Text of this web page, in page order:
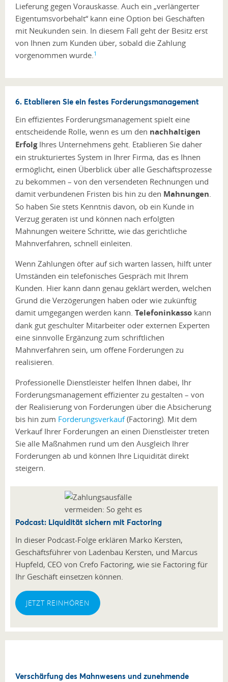
Lieferung gegen Vorauskasse. Auch ein „verlängerter
Eigentumsvorbehalt“ kann eine Option bei Geschäften
mit Neukunden sein. In diesem Fall geht der Besitz erst
von Ihnen zum Kunden über, sobald die Zahlung
vorgenommen wurde.1
6. Etablieren Sie ein festes Forderungsmanagement
Ein effizientes Forderungsmanagement spielt eine
entscheidende Rolle, wenn es um den nachhaltigen
ErfolgIhres Unternehmens geht. Etablieren Sie daher
ein strukturiertes System in Ihrer Firma, das es Ihnen
ermöglicht, einen Überblick über alle Geschäftsprozesse
zu bekommen – von den versendeten Rechnungen und
damit verbundenen Fristen bis hin zu den Mahnungen.
So haben Sie stets Kenntnis davon, ob ein Kunde in
Verzug geraten ist und können nach erfolgten
Mahnungen weitere Schritte, wie das gerichtliche
Mahnverfahren, schnell einleiten.
Wenn Zahlungen öfter auf sich warten lassen, hilft unter
Umständen ein telefonisches Gespräch mit Ihrem
Kunden. Hier kann dann genau geklärt werden, welchen
Grund die Verzögerungen haben oder wie zukünftig
damit umgegangen werden kann. Telefoninkasso kann
dank gut geschulter Mitarbeiter oder externen Experten
eine sinnvolle Ergänzung zum schriftlichen
Mahnverfahren sein, um offene Forderungen zu
realisieren.
Professionelle Dienstleister helfen Ihnen dabei, Ihr
Forderungsmanagement effizienter zu gestalten – von
der Realisierung von Forderungen über die Absicherung
bis hin zum Forderungsverkauf(Factoring). Mit dem
Verkauf Ihrer Forderungen an einen Dienstleister treten
Sie alle Maßnahmen rund um den Ausgleich Ihrer
Forderungen ab und können Ihre Liquidität direkt
steigern.
Podcast: Liquidität sichern mit Factoring
In dieser Podcast-Folge erklären Marko Kersten,
Geschäftsführer von Ladenbau Kersten, und Marcus
Hupfeld, CEO von Crefo Factoring, wie sie Factoring für
Ihr Geschäft einsetzen können.
JETZT REINHÖREN
Verschärfung des Mahnwesens und zunehmende